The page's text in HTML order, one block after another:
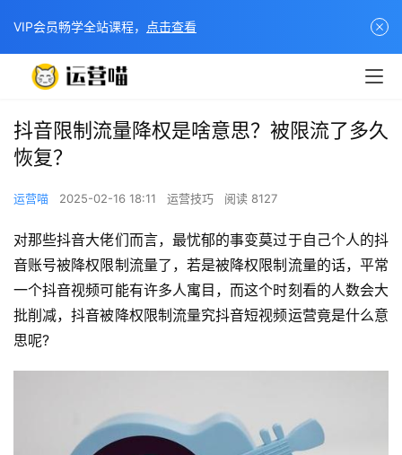
抖音限制流量降权是啥意思？被限流了多久
恢复？
运营喵 2025-02-16 18:11 运营技巧 阅读 8127
对那些抖音大佬们而言，最忧郁的事变莫过于自己个人的抖
音账号被降权限制流量了，若是被降权限制流量的话，平常
一个抖音视频可能有许多人寓目，而这个时刻看的人数会大
批削减，抖音被降权限制流量究抖音短视频运营竟是什么意
思呢?
VIP会员畅学全站课程， 点击查看